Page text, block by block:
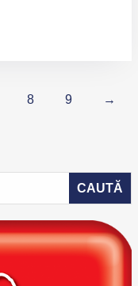
8 9 →